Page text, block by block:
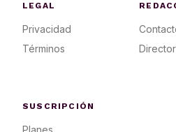
LEGAL
Privacidad
Términos
SUSCRIPCIÓN
Planes